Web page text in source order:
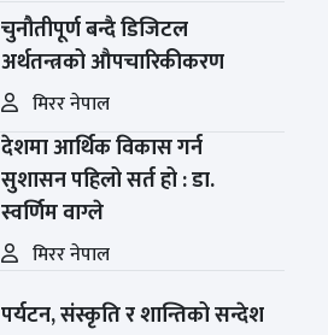
चुनौतीपूर्ण बन्दै डिजिटल
अर्थतन्त्रको औपचारिकीकरण
मिरर नेपाल
देशमा आर्थिक विकास गर्न
सुशासन पहिलो सर्त हो : डा.
स्वर्णिम वाग्ले
मिरर नेपाल
पर्यटन, संस्कृति र शान्तिको सन्देश